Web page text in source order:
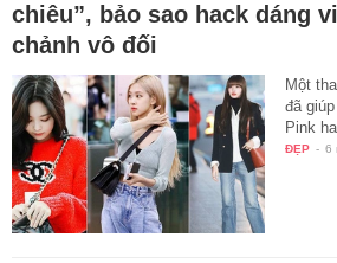
chiêu”, bảo sao hack dáng
chảnh vô đối
Một
đã
Pink
ĐẸP - 6